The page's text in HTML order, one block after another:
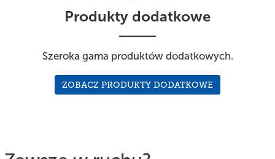
Produkty dodatkowe
Szeroka gama produktów dodatkowych.
ZOBACZ PRODUKTY DODATKOWE